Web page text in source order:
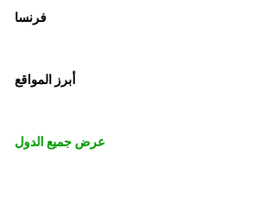
فرنسا
أبرز المواقع
عرض جميع الدول